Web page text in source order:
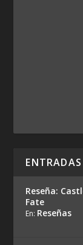
Reseña:
Fate
En: Reseñas